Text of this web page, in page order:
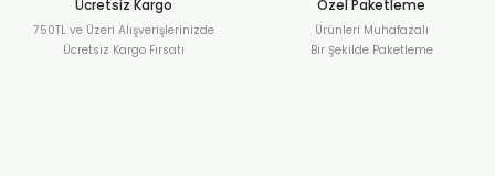
Ücretsiz Kargo
750TL ve Üzeri Alışverişlerinizde
Ücretsiz Kargo Fırsatı
Özel Paketleme
Ürünleri Muhafazalı
Bir Şekilde Paketleme